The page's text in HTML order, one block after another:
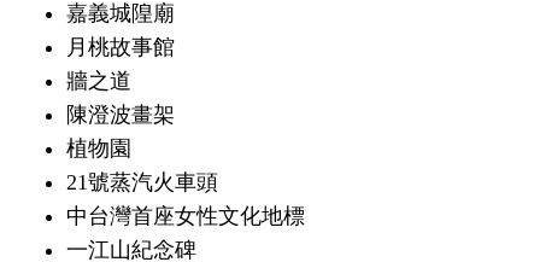
嘉義城隍廟
月桃故事館
牆之道
陳澄波畫架
植物園
21號蒸汽火車頭
中台灣首座女性文化地標
一江山紀念碑